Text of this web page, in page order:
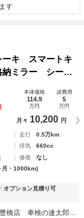
す
キ スマートキ
ミラー シート
本体価格
114.9
万円
諸費用
5
万円
月々 10,200 円
走行
0.5万km
排気
660cc
修復
なし
月・1000km)
オプション見積り可
軽届出済未使用車専門店 プルミエ豊橋店 車検の速太郎豊橋店